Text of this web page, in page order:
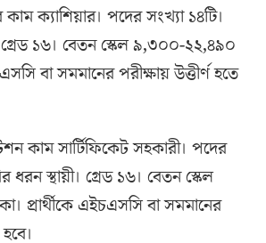
ক্যাশিয়ার। পদের সংখ্যা ১৪টি।
গ্রেড ১৬। বেতন স্কেল ৯,৩০০-২২,৪৯০
বা সমমানের পরীক্ষায় উত্তীর্ণ হতে
কাম সার্টিফিকেট সহকারী। পদের
ধরন স্থায়ী। গ্রেড ১৬। বেতন স্কেল
প্রার্থীকে এইচএসসি বা সমমানের